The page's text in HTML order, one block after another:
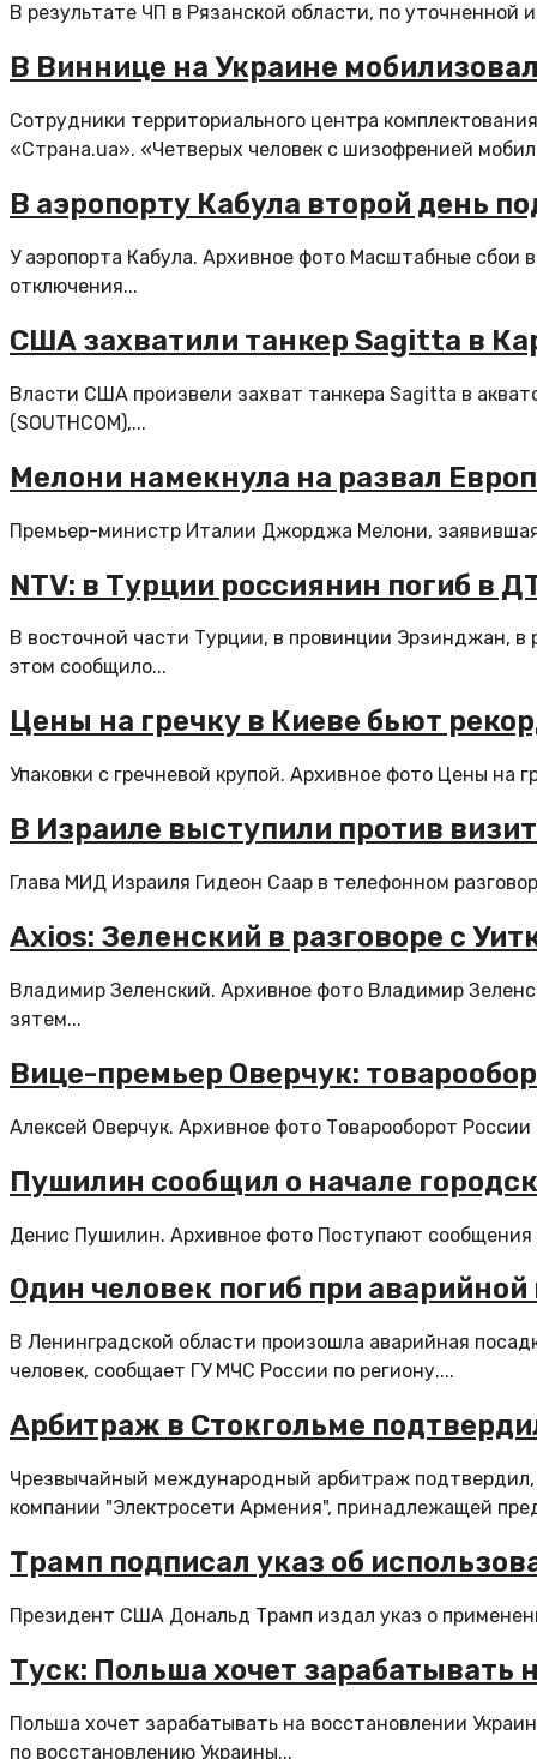
В результате ЧП в Рязанской области, по
В Виннице на Украине
Сотрудники территориального центра
«Страна.ua». «Четверых человек с шизофренией
В аэропорту Кабула второй день
У аэропорта Кабула. Архивное фото Масштабные сбои
отключения...
США захватили танкер Sagitta в
Власти США произвели захват танкера Sagitta в
(SOUTHCOM),...
Мелони намекнула на развал
Премьер-министр Италии Джорджа Мелони,
NTV: в Турции россиянин погиб в
В восточной части Турции, в провинции Эрзинджан,
этом сообщило...
Цены на гречку в Киеве бьют
Упаковки с гречневой крупой. Архивное фото Цены на
В Израиле выступили против
Глава МИД Израиля Гидеон Саар в телефонном
Axios: Зеленский в разговоре с
Владимир Зеленский. Архивное фото Владимир
зятем...
Вице-премьер Оверчук:
Алексей Оверчук. Архивное фото Товарооборот
Пушилин сообщил о начале
Денис Пушилин. Архивное фото Поступают сообщения
Один человек погиб при
В Ленинградской области произошла аварийная
человек, сообщает ГУ МЧС России по региону....
Арбитраж в Стокгольме
Чрезвычайный международный арбитраж
компании "Электросети Армения", принадлежащей
Трамп подписал указ об
Президент США Дональд Трамп издал указ о
Туск: Польша хочет зарабатывать
Польша хочет зарабатывать на восстановлении
по восстановлению Украины...